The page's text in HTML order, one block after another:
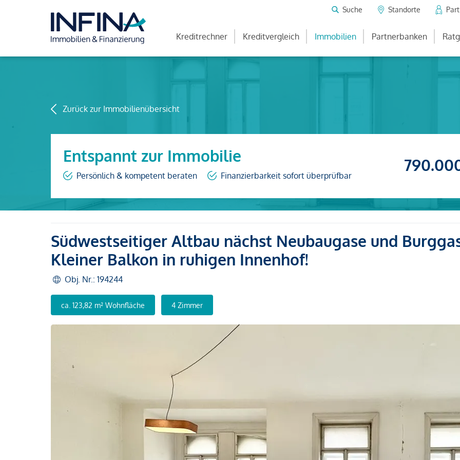
Suche Standorte
Kreditrechner Kreditvergleich Immobilien Partnerbanken
Zurück zur Immobilienübersicht
Entspannt zur Immobilie
Persönlich & kompetent beraten Finanzierbarkeit sofort überprüfbar
Südwestseitiger Altbau nächst Neubaugase und
Kleiner Balkon in ruhigen Innenhof!
Obj. Nr.: 194244
ca. 123,82 m² Wohnfläche 4 Zimmer